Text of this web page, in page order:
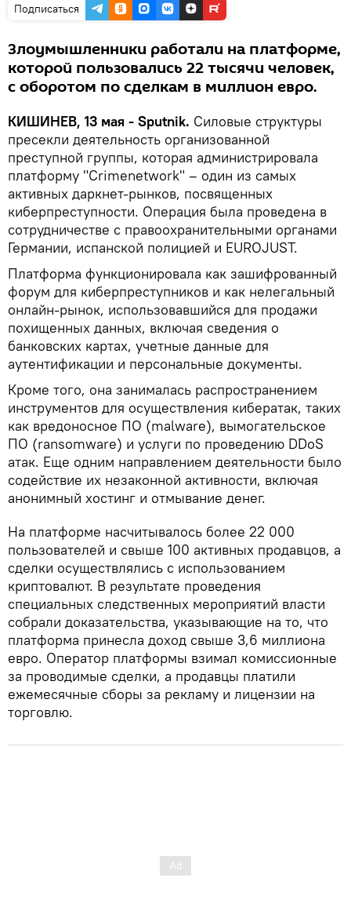
Подписаться
Злоумышленники работали на платформе,
которой пользовались 22 тысячи человек,
с оборотом по сделкам в миллион евро.
КИШИНЕВ, 13 мая - Sputnik. Силовые структуры
пресекли деятельность организованной
преступной группы, которая администрировала
платформу "Crimenetwork" – один из самых
активных даркнет-рынков, посвященных
киберпреступности. Операция была проведена в
сотрудничестве с правоохранительными органами
Германии, испанской полицией и EUROJUST.
Платформа функционировала как зашифрованный
форум для киберпреступников и как нелегальный
онлайн-рынок, использовавшийся для продажи
похищенных данных, включая сведения о
банковских картах, учетные данные для
аутентификации и персональные документы.
Кроме того, она занималась распространением
инструментов для осуществления кибератак, таких
как вредоносное ПО (malware), вымогательское
ПО (ransomware) и услуги по проведению DDoS
атак. Еще одним направлением деятельности было
содействие их незаконной активности, включая
анонимный хостинг и отмывание денег.
На платформе насчитывалось более 22 000
пользователей и свыше 100 активных продавцов, а
сделки осуществлялись с использованием
криптовалют. В результате проведения
специальных следственных мероприятий власти
собрали доказательства, указывающие на то, что
платформа принесла доход свыше 3,6 миллиона
евро. Оператор платформы взимал комиссионные
за проводимые сделки, а продавцы платили
ежемесячные сборы за рекламу и лицензии на
торговлю.